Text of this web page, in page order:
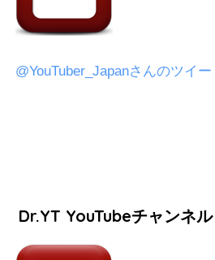
@YouTuber_Japanさんのツイー
Dr.YT YouTubeチャンネル